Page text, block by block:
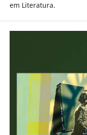
em Literatura.